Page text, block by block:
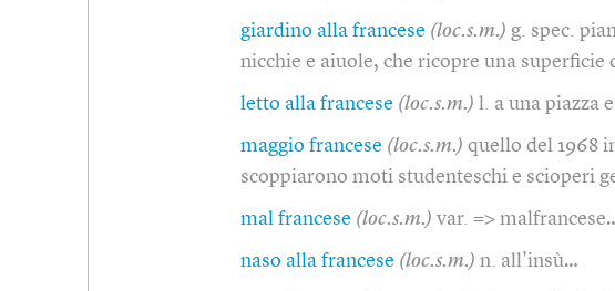
giardino alla francese (loc.s.m.) g. spec.
nicchie e aiuole, che ricopre una superficie
letto alla francese (loc.s.m.) l. a una piazza
maggio francese (loc.s.m.) quello del 1968
scoppiarono moti studenteschi e scioperi
mal francese (loc.s.m.) var. =>
naso alla francese (loc.s.m.) n. all'insù…